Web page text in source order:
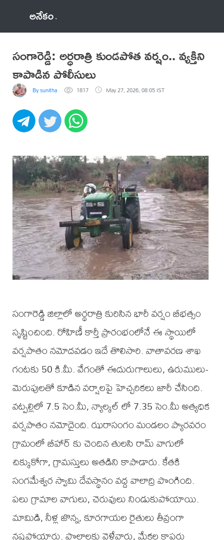
అనేకం
సంగారెడ్డి: అర్ధరాత్రి కుండపోత వర్షం.. వ్యక్తిని
కాపాడిన పోలీసులు
By sunitha 1817 May 27, 2026, 08:05 IST
సంగారెడ్డి జిల్లాలో అర్థరాత్రి కురిసిన భారీ వర్షం బీభత్సం
సృష్టించింది. రోహిణీ కార్తీ ప్రారంభంలోనే ఈ స్థాయిలో
వర్షపాతం నమోదవడం ఇదే తొలిసారి. వాతావరణ శాఖ
గంటకు 50 కి.మీ. వేగంతో ఈదురుగాలులు, ఉరుములు-
మెరుపులతో కూడిన వర్షాలపై హెచ్చరికలు జారీ చేసింది.
వట్పల్లిలో 7.5 సెం.మీ, న్యాల్కల్ లో 7.35 సెం.మీ అత్యధిక
వర్షపాతం నమోదైంది. ఝరాసంగం మండలం ప్యారవరం
గ్రామంలో బీహార్ కు చెందిన తులసి రామ్ వాగులో
చిక్కుకోగా, గ్రామస్తులు అతడిని కాపాడారు. కేతకి
సంగమేశ్వర స్వామి దేవస్థానం వద్ద వాలాద్రి పొంగింది.
పలు గ్రామాల వాగులు, చెరువులు నిండుకుపోయాయి.
మామిడి, నీళ్ల జొన్న, కూరగాయల రైతులు తీవ్రంగా
నష్టపోయారు. పొలాలకు వెళ్లేవారు, మేకల కాపర్లు